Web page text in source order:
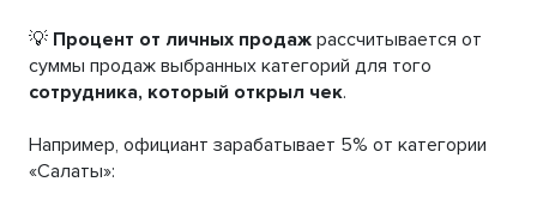
💡 Процент от личных продаж рассчитывается от
суммы продаж выбранных категорий для того
сотрудника, который открыл чек.
Например, официант зарабатывает 5% от категории
«Салаты»: